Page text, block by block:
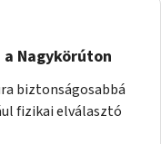
Nagykörúton
biztonságosabbá
fizikai elválasztó